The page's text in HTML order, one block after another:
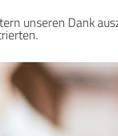
unseren Dank